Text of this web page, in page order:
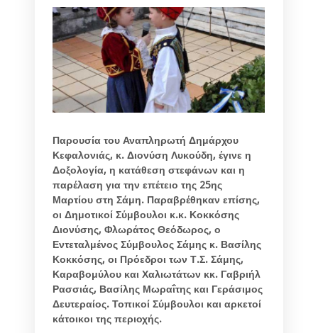
Παρουσία του Αναπληρωτή Δημάρχου
Κεφαλονιάς, κ. Διονύση Λυκούδη, έγινε η
Δοξολογία, η κατάθεση στεφάνων και η
παρέλαση για την επέτειο της 25ης
Μαρτίου στη Σάμη. Παραβρέθηκαν επίσης,
οι Δημοτικοί Σύμβουλοι κ.κ. Κοκκόσης
Διονύσης, Φλωράτος Θεόδωρος, ο
Εντεταλμένος Σύμβουλος Σάμης κ. Βασίλης
Κοκκόσης, οι Πρόεδροι των Τ.Σ. Σάμης,
Καραβομύλου και Χαλιωτάτων κκ. Γαβριήλ
Ρασσιάς, Βασίλης Μωραΐτης και Γεράσιμος
Δευτεραίος. Τοπικοί Σύμβουλοι και αρκετοί
κάτοικοι της περιοχής.